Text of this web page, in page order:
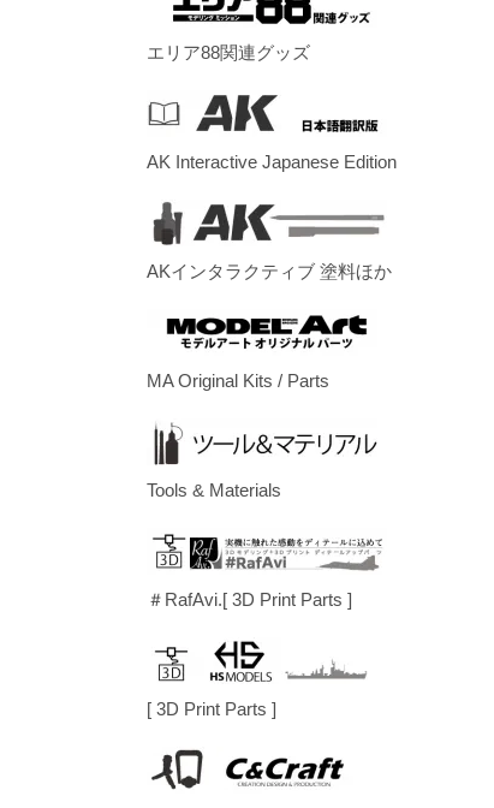
エリア88関連グッズ
AK Interactive Japanese Edition
AKインタラクティブ 塗料ほか
MA Original Kits / Parts
Tools & Materials
＃RafAvi.[ 3D Print Parts ]
[ 3D Print Parts ]